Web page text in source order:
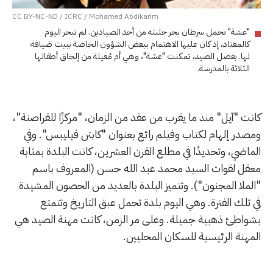
CC BY-NC-ND / ICRC / Mohamed Abdikarim
"عشة" تحمل سرطان بحر جلبته من أحد الصيادين. لم تبحر اليوم
كالمعتاد، إذ كان عليها الاهتمام ببعض الشؤون الخاصة ببيت ضيافة
لها. بفضل الصيد، تمكنت "عشة"، وهي أم مُعيلة من إلحاق أطفالها
الثلاثة بالمدرسة.
كانت "آيل" منذ ما يقرب من عقد من الزمان، "مركزًا للقراصنة"،
ومصدر إلهام لكتاب وفيلم رائع بعنوان "كابتن فيليبس". وفي
الماضي، وتحديدًا في مطلع القرن العشرين، كانت البلدة بمثابة
معقل لقوات السيد محمد عبد الله حسن (المعروف باسم
"الملا المجنون"). وتتميز البلدة بالعديد من الحصون المشيدة
في تلك الفترة. وهي اليوم بلدة تحمل عبق التاريخ وتتمتع
بشواطئ ذهبية جميلة. وعلى مر الزمن، كانت مهنة الصيد هي
المهنة الرئيسية للسكان المحليين.